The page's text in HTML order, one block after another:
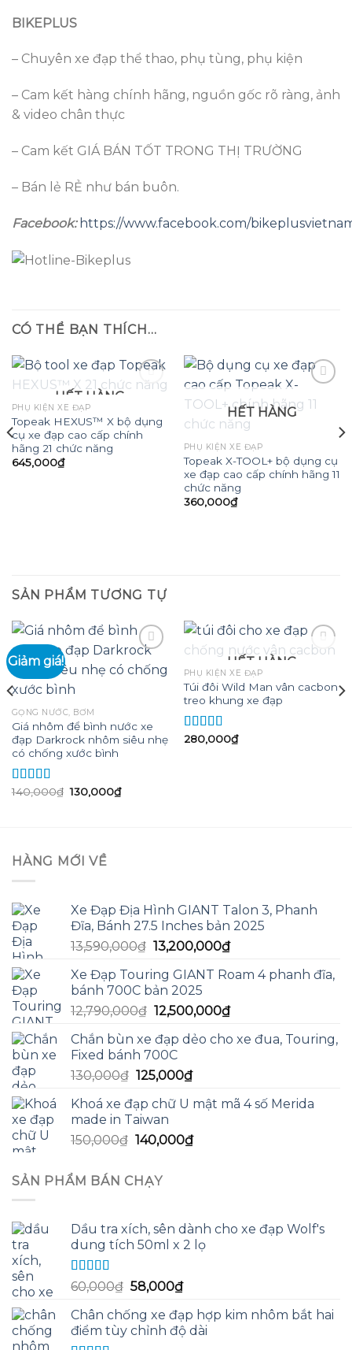
BIKEPLUS
– Chuyên xe đạp thể thao, phụ tùng, phụ kiện
– Cam kết hàng chính hãng, nguồn gốc rõ ràng, ảnh
& video chân thực
– Cam kết GIÁ BÁN TỐT TRONG THỊ TRƯỜNG
– Bán lẻ RẺ như bán buôn.
Facebook: https://www.facebook.com/
CÓ THỂ BẠN THÍCH…
Add to
wishlist
HẾT HÀNG
PHỤ KIỆN XE ĐẠP
Topeak HEXUS™ X bộ dụng
cụ xe đạp cao cấp chính
hãng 21 chức năng
645,000₫
HẾT HÀNG
PHỤ KIỆN XE ĐẠP
Topeak X-TOOL+ bộ dụng cụ
xe đạp cao cấp chính hãng 11
chức năng
360,000₫
SẢN PHẨM TƯƠNG TỰ
Giảm giá!
GỌNG NƯỚC, BƠM
Giá nhôm để bình nước xe
đạp Darkrock nhôm siêu nhẹ
có chống xước bình
Được xếp
140,000₫ Giá
gốc
130,000₫Giá
hiện
Add to
HẾT HÀNG
PHỤ KIỆN XE ĐẠP
Túi đôi Wild Man vân cacbon
treo khung xe đạp
Được xếp
280,000₫
HÀNG MỚI VỀ
Xe Đạp Địa Hình GIANT Talon 3, Phanh
Đĩa, Bánh 27.5 Inches bản 2025
13,590,000₫ Giá
là:
13,590,000₫.
13,200,000₫Giá
tại
13,200,000₫.
Xe Đạp Touring GIANT Roam 4 phanh đĩa,
bánh 700C bản 2025
12,790,000₫ Giá
là:
12,790,000₫.
12,500,000₫Giá
tại
Chắn bùn xe đạp dẻo cho xe đua, Touring,
Fixed bánh 700C
130,000₫ Giá
là:
130,000₫.
125,000₫Giá
tại
125,000₫.
Khoá xe đạp chữ U mật mã 4 số Merida
made in Taiwan
150,000₫ Giá
là:
150,000₫.
140,000₫Giá
SẢN PHẨM BÁN CHẠY
Dầu tra xích, sên dành cho xe đạp Wolf's
dung tích 50ml x 2 lọ
Được xếp
hạng
5.005
sao
60,000₫ Giá
là:
60,000₫.
58,000₫Giá
tại
là:
Chân chống xe đạp hợp kim nhôm bắt hai
điểm tùy chỉnh độ dài